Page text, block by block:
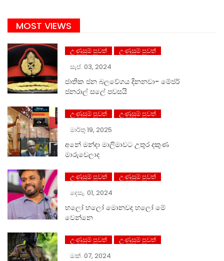
MOST VIEWS
උණුසුම් පුවත්
උණුසුම් පුවත්
සැප්. 03, 2024
ජාතික ජන බලවේගය දිනනවා- මේජර්
ජනරාල් සලේ පවසයි
උණුසුම් පුවත්
උණුසුම් පුවත්
මාර්තු 19, 2025
අනේ මන්දා මාලිමාවට උතුර දකුණ
මාරුවෙලාද
උණුසුම් පුවත්
උණුසුම් පුවත්
දෙසැ. 01, 2024
හලෝ ⁣හලෝ මොනවද හලෝ මේ
වෙන්නෙ
උණුසුම් පුවත්
උණුසුම් පුවත්
ඔක්. 07, 2024